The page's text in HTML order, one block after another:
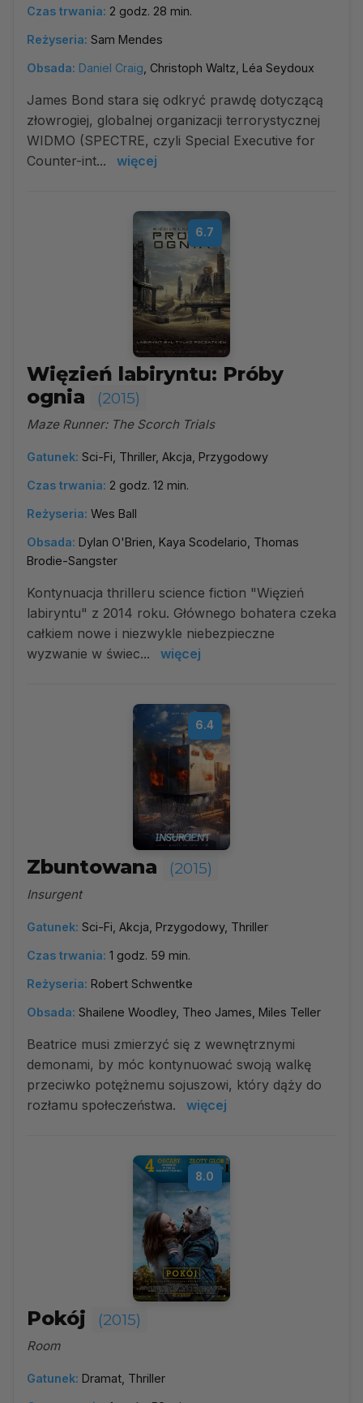
Czas trwania: 2 godz. 28 min.
Reżyseria: Sam Mendes
Obsada: Daniel Craig , Christoph Waltz, Léa Seydoux
James Bond stara się odkryć prawdę dotyczącą
złowrogiej, globalnej organizacji terrorystycznej
WIDMO (SPECTRE, czyli Special Executive for
Counter-int...
więcej
6.7
Więzień labiryntu: Próby
ognia
(2015)
Maze Runner: The Scorch Trials
Gatunek: Sci-Fi, Thriller, Akcja, Przygodowy
Czas trwania: 2 godz. 12 min.
Reżyseria: Wes Ball
Obsada: Dylan O'Brien, Kaya Scodelario, Thomas
Brodie-Sangster
Kontynuacja thrilleru science fiction "Więzień
labiryntu" z 2014 roku. Głównego bohatera czeka
całkiem nowe i niezwykle niebezpieczne
wyzwanie w świec...
więcej
6.4
Zbuntowana (2015)
Insurgent
Gatunek: Sci-Fi, Akcja, Przygodowy, Thriller
Czas trwania: 1 godz. 59 min.
Reżyseria: Robert Schwentke
Obsada: Shailene Woodley, Theo James, Miles Teller
Beatrice musi zmierzyć się z wewnętrznymi
demonami, by móc kontynuować swoją walkę
przeciwko potężnemu sojuszowi, który dąży do
rozłamu społeczeństwa.
więcej
8.0
Pokój (2015)
Room
Gatunek: Dramat, Thriller